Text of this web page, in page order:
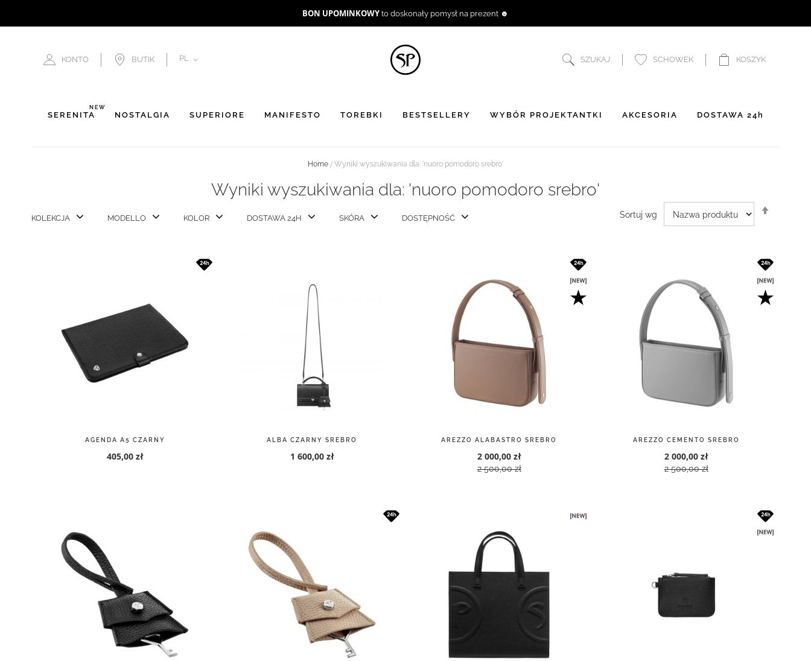
BON UPOMINKOWY to doskonały pomysł na prezent ☻
KONTO BUTIK JĘZYK
PL SZUKAJ SCHOWEK KOSZYK
SERENITÀ
NEW
NOSTALGIA SUPERIORE MANIFESTO TOREBKI BESTSELLERY WYBÓR PROJEKTANTKI AKCESORIA DOSTAWA 24h
Home Wyniki wyszukiwania dla: 'nuoro pomodoro srebro'
Wyniki wyszukiwania dla: 'nuoro pomodoro srebro'
KOLEKCJA MODELLO KOLOR DOSTAWA 24H SKÓRA DOSTĘPNOŚĆ Sortuj wg
AGENDA A5 CZARNY
405,00 zł
ALBA CZARNY SREBRO
1 600,00 zł
AREZZO ALABASTRO SREBRO
2 000,00 zł
2 500,00 zł
AREZZO CEMENTO SREBRO
2 000,00 zł
2 500,00 zł